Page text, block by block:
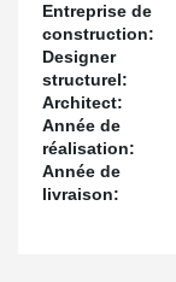
Entreprise de
construction:
Designer
structurel:
Architect:
Année de
réalisation:
Année de
livraison: